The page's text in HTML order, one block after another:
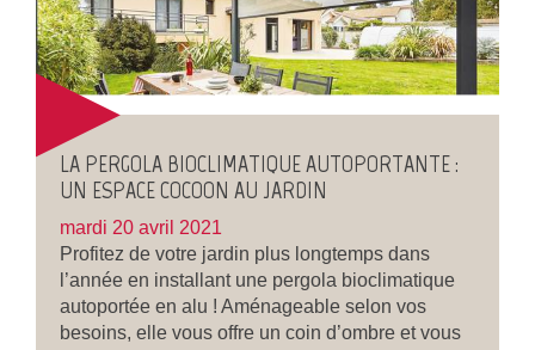
LA PERGOLA BIOCLIMATIQUE AUTOPORTANTE :
UN ESPACE COCOON AU JARDIN
mardi 20 avril 2021
Profitez de votre jardin plus longtemps dans
l’année en installant une pergola bioclimatique
autoportée en alu ! Aménageable selon vos
besoins, elle vous offre un coin d’ombre et vous